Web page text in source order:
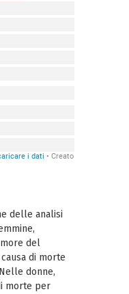
delle analisi
del
di morte
donne,
morte per